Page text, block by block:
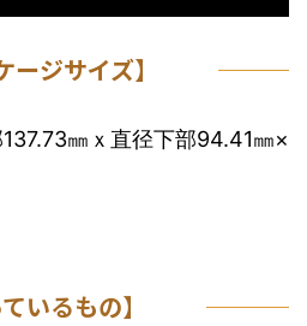
ージサイズ】
㎜ｘ直径下部94.41㎜×
ているもの】